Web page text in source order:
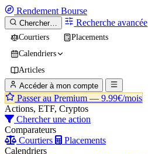
Rendement Bourse
Chercher… Recherche avancée
Courtiers
Placements
Calendriers
Articles
Accéder à mon compte
Passer au Premium — 9.99€/mois
Actions, ETF, Cryptos
Chercher une action
Comparateurs
Courtiers
Placements
Calendriers